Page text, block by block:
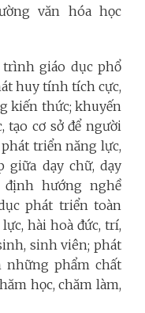
văn hóa học
giáo dục phổ
huy tính tích cực,
kiến thức; khuyến
cơ sở để người
triển năng lực,
giữa dạy chữ, dạy
hướng nghề
phát triển toàn
hài hoà đức, trí,
sinh viên; phát
phẩm chất
học, chăm làm,